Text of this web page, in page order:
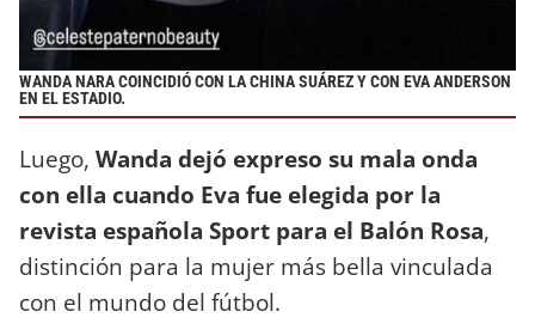
WANDA NARA COINCIDIÓ CON LA CHINA SUÁREZ Y CON EVA ANDERSON
EN EL ESTADIO.
Luego, Wanda dejó expreso su mala onda
con ella cuando Eva fue elegida por la
revista española Sport para el Balón Rosa,
distinción para la mujer más bella vinculada
con el mundo del fútbol.